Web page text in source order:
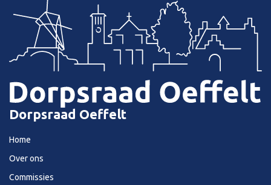
Dorpsraad Oeffelt
Home
Over ons
Commissies